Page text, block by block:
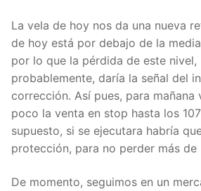
La vela de hoy nos da una nueva
de hoy está por debajo de la
por lo que la pérdida de este nivel,
probablemente, daría la señal del
corrección. Así pues, para mañana
poco la venta en stop hasta los
supuesto, si se ejecutara habría
protección, para no perder más de
De momento, seguimos en un